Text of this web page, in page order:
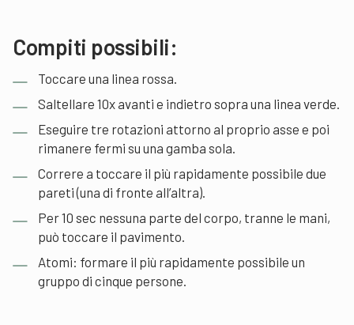
Compiti possibili:
Toccare una linea rossa.
Saltellare 10x avanti e indietro sopra una linea verde.
Eseguire tre rotazioni attorno al proprio asse e poi
rimanere fermi su una gamba sola.
Correre a toccare il più rapidamente possibile due
pareti (una di fronte all’altra).
Per 10 sec nessuna parte del corpo, tranne le mani,
può toccare il pavimento.
Atomi: formare il più rapidamente possibile un
gruppo di cinque persone.